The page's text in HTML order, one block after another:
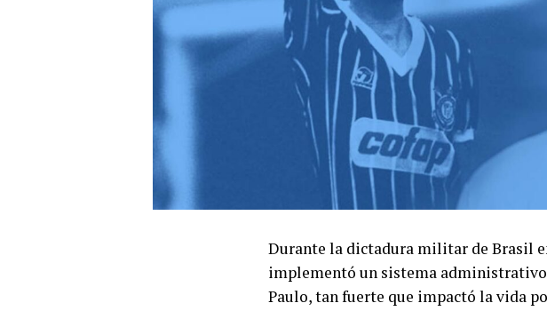
Durante la dictadura militar de Brasil
implementó un sistema
Paulo, tan fuerte que impactó la vida